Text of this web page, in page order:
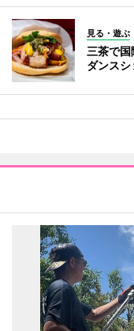
見る・遊ぶ
三茶で
ダンス